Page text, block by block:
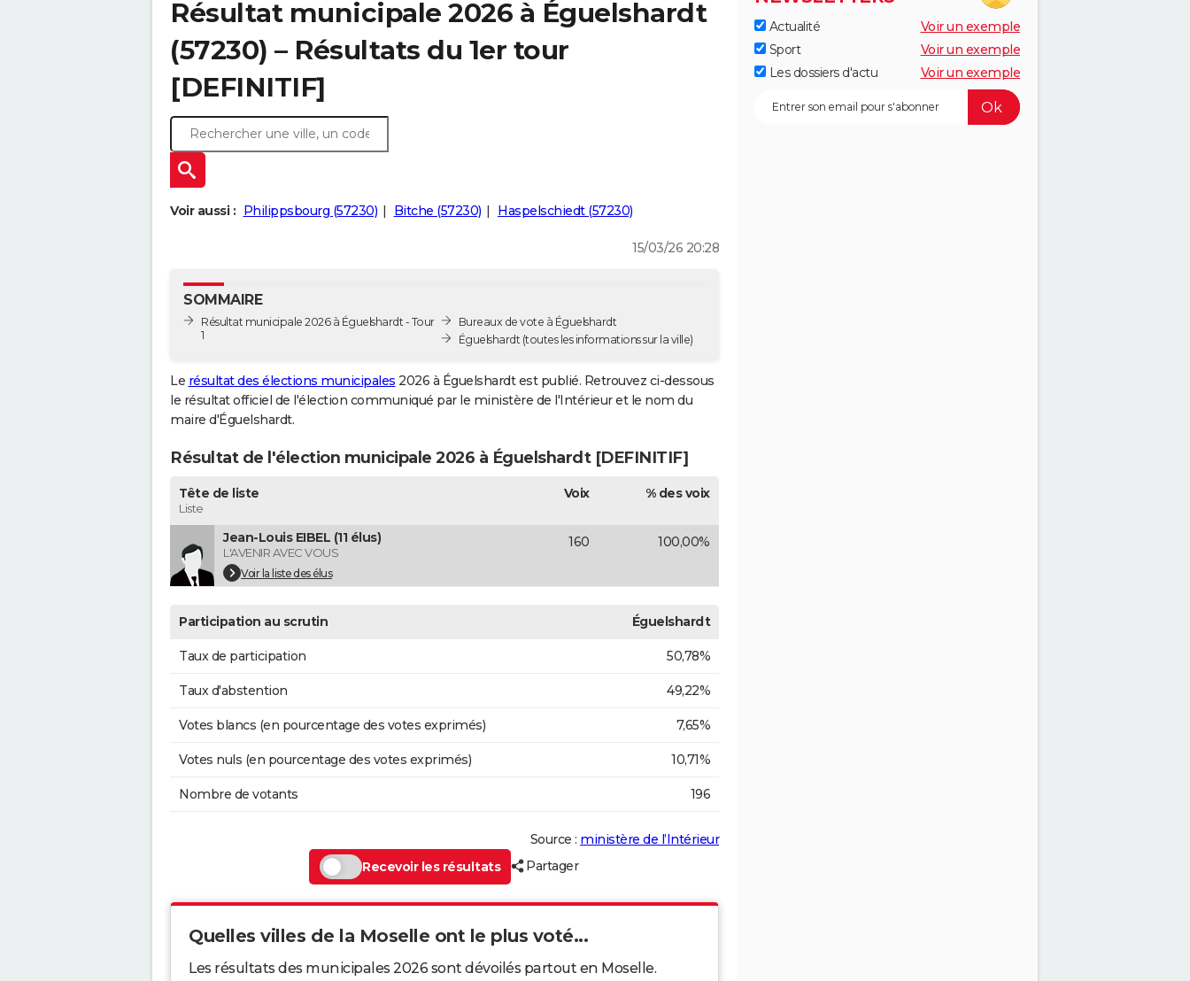
Résultat municipale 2026 à Éguelshardt
(57230) – Résultats du 1er tour
[DEFINITIF]
Voir aussi : Philippsbourg (57230) Bitche (57230) Haspelschiedt (57230)
15/03/26 20:28
SOMMAIRE
Résultat municipale 2026 à Éguelshardt - Tour
1
Bureaux de vote à Éguelshardt
Éguelshardt (toutes les informations sur la ville)
Le résultat des élections municipales 2026 à Éguelshardt est publié. Retrouvez ci-dessous
le résultat officiel de l'élection communiqué par le ministère de l'Intérieur et le nom du
maire d'Éguelshardt.
Résultat de l'élection municipale 2026 à Éguelshardt [DEFINITIF]
Tête de liste
Liste
Voix % des voix
Jean-Louis EIBEL (11 élus)
L'AVENIR AVEC VOUS
Voir la liste des élus
160 100,00%
Participation au scrutin Éguelshardt
Taux de participation 50,78%
Taux d'abstention 49,22%
Votes blancs (en pourcentage des votes exprimés) 7,65%
Votes nuls (en pourcentage des votes exprimés) 10,71%
Nombre de votants 196
Source : ministère de l’Intérieur
Recevoir les résultats
Partager
Quelles villes de la Moselle ont le plus voté...
Les résultats des municipales 2026 sont dévoilés partout en Moselle.
Actualité
Voir un exemple
Sport
Voir un exemple
Les dossiers d'actu
Voir un exemple